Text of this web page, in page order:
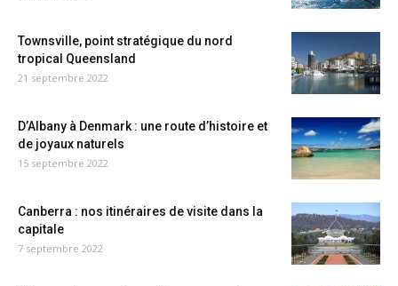
Townsville, point stratégique du nord
tropical Queensland
21 septembre 2022
D’Albany à Denmark : une route d’histoire et
de joyaux naturels
15 septembre 2022
Canberra : nos itinéraires de visite dans la
capitale
7 septembre 2022